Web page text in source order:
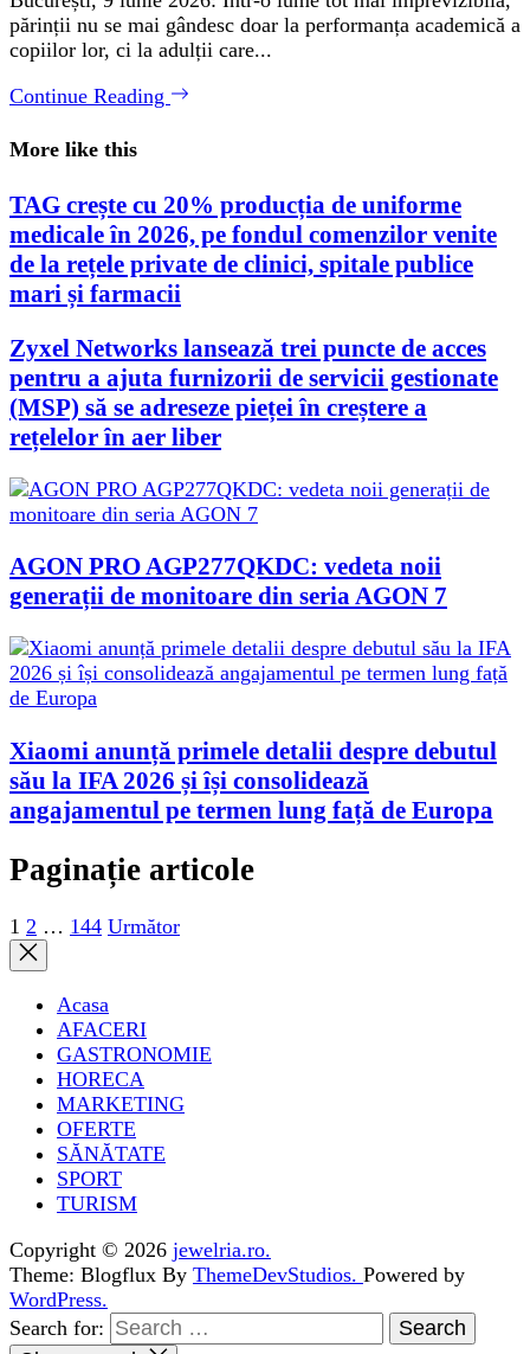
părinții nu se mai gândesc doar la performanța academică a
copiilor lor, ci la adulții care...
Continue Reading
More like this
TAG crește cu 20% producția de uniforme
medicale în 2026, pe fondul comenzilor venite
de la rețele private de clinici, spitale publice
mari și farmacii
Zyxel Networks lansează trei puncte de acces
pentru a ajuta furnizorii de servicii gestionate
(MSP) să se adreseze pieței în creștere a
rețelelor în aer liber
AGON PRO AGP277QKDC: vedeta noii
generații de monitoare din seria AGON 7
Xiaomi anunță primele detalii despre debutul
său la IFA 2026 și își consolidează
angajamentul pe termen lung față de Europa
Paginație articole
1 2 … 144 Următor
Acasa
AFACERI
GASTRONOMIE
HORECA
MARKETING
OFERTE
SĂNĂTATE
SPORT
TURISM
Copyright © 2026 jewelria.ro.
Theme: Blogflux By ThemeDevStudios. Powered by
WordPress.
Search for: